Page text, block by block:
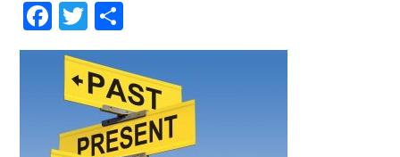
Facebook
Twitter
有